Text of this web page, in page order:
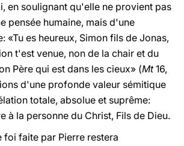
en soulignant qu'elle ne provient pas
pensée humaine, mais d'une
«Tu es heureux, Simon fils de Jonas,
t'est venue, non de la chair et du
Père qui est dans les cieux» (Mt16,
d'une profonde valeur sémitique
totale, absolue et suprême:
à la personne du Christ, Fils de Dieu.
foi faite par Pierre restera